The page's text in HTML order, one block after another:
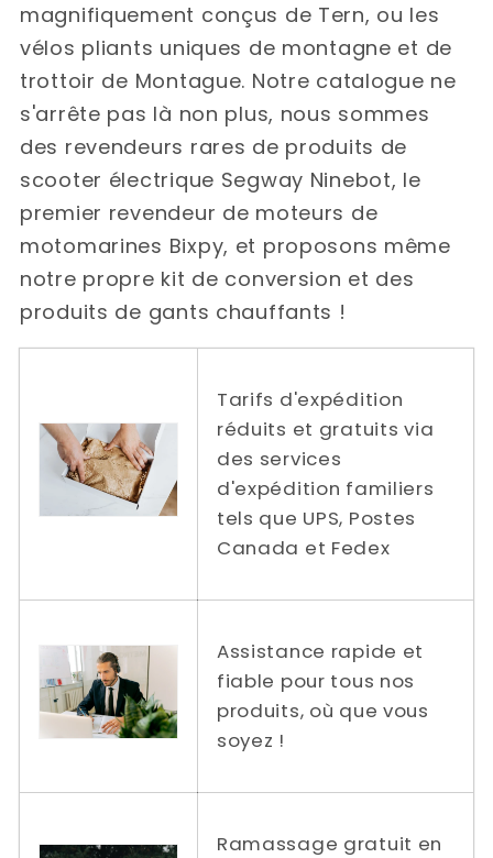
magnifiquement conçus de Tern, ou les
vélos pliants uniques de montagne et de
trottoir de Montague. Notre catalogue ne
s'arrête pas là non plus, nous sommes
des revendeurs rares de produits de
scooter électrique Segway Ninebot, le
premier revendeur de moteurs de
motomarines Bixpy, et proposons même
notre propre kit de conversion et des
produits de gants chauffants !
Tarifs d'expédition
réduits et gratuits via
des services
d'expédition familiers
tels que UPS, Postes
Canada et Fedex
Assistance rapide et
fiable pour tous nos
produits, où que vous
soyez !
Ramassage gratuit en